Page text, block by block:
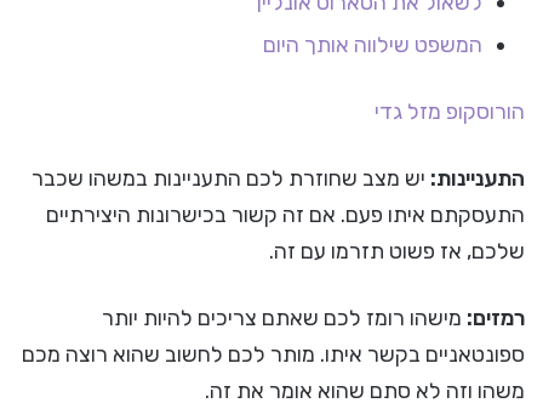
המשפט שילווה אותך היום
הורוסקופ מזל גדי
התעניינות: יש מצב שחוזרת לכם התעניינות במשהו שכבר
התעסקתם איתו פעם. אם זה קשור בכישרונות היצירתיים
שלכם, אז פשוט תזרמו עם זה.
רמזים: מישהו רומז לכם שאתם צריכים להיות יותר
ספונטאניים בקשר איתו. מותר לכם לחשוב שהוא רוצה מכם
משהו וזה לא סתם שהוא אומר את זה.